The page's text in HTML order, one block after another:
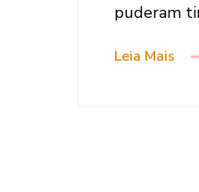
puderam
Leia Mais